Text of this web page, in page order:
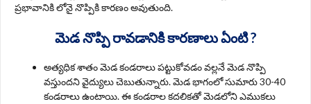
ప్రభావానికి లోనై నొప్పికి కారణం అవుతుంది.
మెడ నొప్పి రావడానికి కారణాలు ఏంటి ?
అత్యధిక శాతం మెడ కండరాలు పట్టుకోవడం వల్లనే మెడ నొప్పి
వస్తుందని వైద్యులు చెబుతున్నారు. మెడ భాగంలో సుమారు 30-40
కండరాలు ఉంటాయి. ఈ కండరాల కదలికతో మెడలోని ఎముకలు